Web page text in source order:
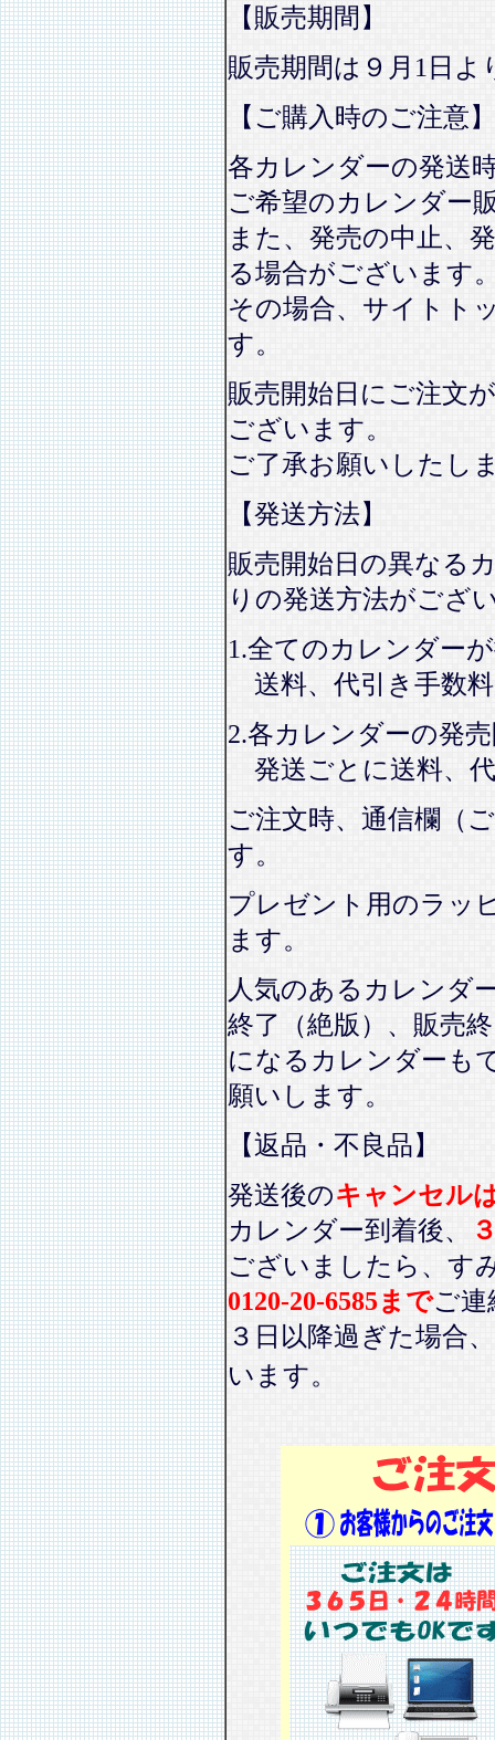
【販売期間】
販売期間は９月1日
【ご購入時のご注意】
各カレンダーの発送
ご希望のカレンダー
また、発売の中止、
る場合がございます
その場合、サイトト
す。
販売開始日にご注文
ございます。
ご了承お願いしたし
【発送方法】
販売開始日の異なる
りの発送方法がござ
1.全てのカレンダー
送料、代引き手数
2.各カレンダーの発
発送ごとに送料、
ご注文時、通信欄（
す。
プレゼント用のラッ
ます。
人気のあるカレンダ
終了（絶版）、販売
になるカレンダーも
願いします。
【返品・不良品】
発送後のキャンセル
カレンダー到着後、
ございましたら、す
0120-20-6585までご連
３日以降過ぎた場合
います。